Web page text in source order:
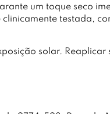
um toque seco
testada,
solar. Reaplicar